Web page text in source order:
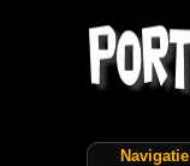
Navigatie